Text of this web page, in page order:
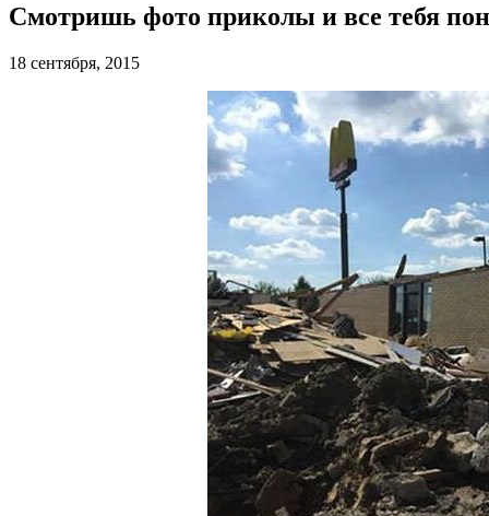
Смотришь фото приколы и все тебя
18 сентября, 2015